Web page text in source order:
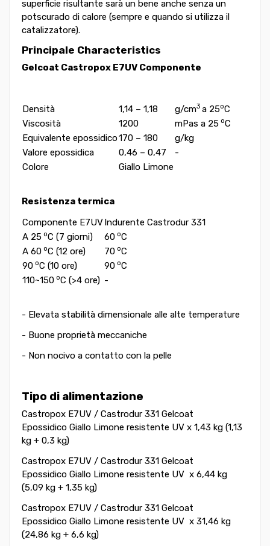
superficie risultante sarà un bene anche senza un
potscurado di calore (sempre e quando si utilizza il
catalizzatore).
Principale Characteristics
Gelcoat Castropox E7UV Componente
Densità 1,14 – 1,18 g/cm3 a 25oC
Viscosità
1200 mPas a 25 oC
Equivalente epossidico170 – 180
g/kg
Valore epossidica
0,46 – 0,47
-
Colore
Giallo Limone
Resistenza termica
Componente E7UVIndurente Castrodur 331
A 25 oC (7 giorni) 60 oC
A 60 oC (12 ore) 70 oC
90 oC (10 ore) 90 oC
110~150 oC (>4 ore) -
- Elevata stabilità dimensionale alle alte temperature
- Buone proprietà meccaniche
- Non nocivo a contatto con la pelle
Tipo di alimentazione
Castropox E7UV / Castrodur 331 Gelcoat
Epossidico Giallo Limone resistente UV x 1,43 kg (1,13
kg + 0,3 kg)
Castropox E7UV / Castrodur 331 Gelcoat
Epossidico Giallo Limone resistente UV x 6,44 kg
(5,09 kg + 1,35 kg)
Castropox E7UV / Castrodur 331 Gelcoat
Epossidico Giallo Limone resistente UV x 31,46 kg
(24,86 kg + 6,6 kg)